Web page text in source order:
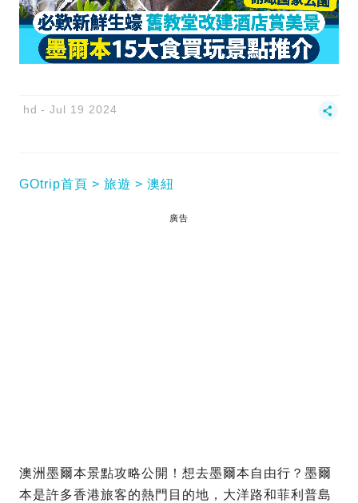
hd Jul 19 2024
GOtrip首頁 旅遊 澳紐
廣告
澳洲墨爾本景點攻略公開！想去墨爾本自由行？墨爾
本是許多香港旅客的熱門目的地，大洋路和菲利普島